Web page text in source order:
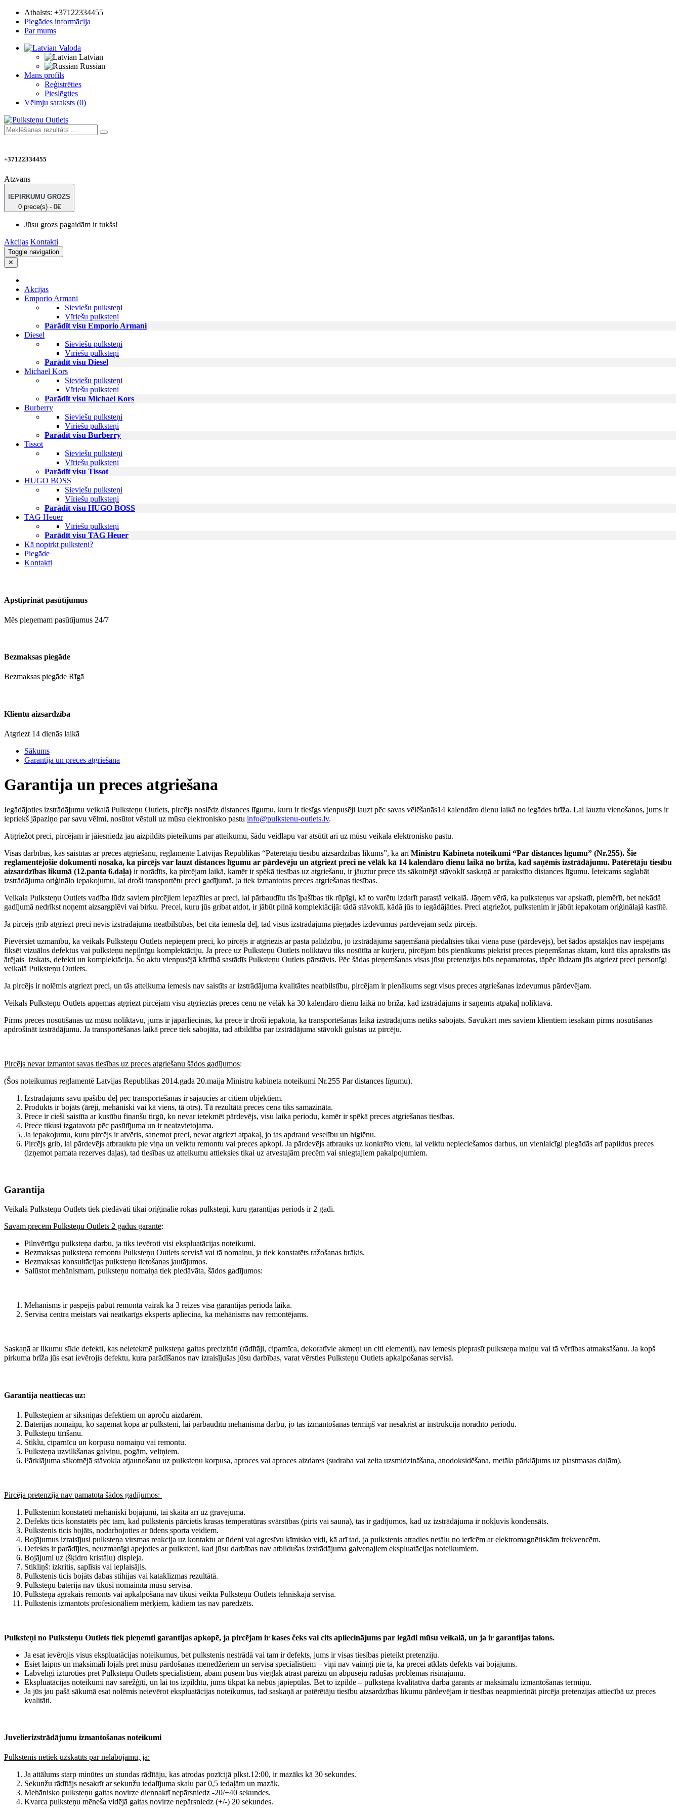
Atbalsts: +37122334455
Piegādes informācija
Par mums
Valoda
Latvian
Russian
Mans profils
Reģistrēties
Pieslēgties
Vēlmju saraksts (0)
+37122334455
Atzvans
IEPIRKUMU GROZS
0 prece(s) - 0€
Jūsu grozs pagaidām ir tukšs!
Akcijas Kontakti
Toggle navigation
✕
Akcijas
Emporio Armani
Sieviešu pulksteņi
Vīriešu pulksteņi
Parādīt visu Emporio Armani
Diesel
Sieviešu pulksteņi
Vīriešu pulksteņi
Parādīt visu Diesel
Michael Kors
Sieviešu pulksteņi
Vīriešu pulksteņi
Parādīt visu Michael Kors
Burberry
Sieviešu pulksteņi
Vīriešu pulksteņi
Parādīt visu Burberry
Tissot
Sieviešu pulksteņi
Vīriešu pulksteņi
Parādīt visu Tissot
HUGO BOSS
Sieviešu pulksteņi
Vīriešu pulksteņi
Parādīt visu HUGO BOSS
TAG Heuer
Vīriešu pulksteņi
Parādīt visu TAG Heuer
Kā nopirkt pulksteni?
Piegāde
Kontakti
Apstiprināt pasūtījumus
Mēs pieņemam pasūtījumus 24/7
Bezmaksas piegāde
Bezmaksas piegāde Rīgā
Klientu aizsardzība
Atgriezt 14 dienās laikā
Sākums
Garantija un preces atgriešana
Garantija un preces atgriešana
Iegādājoties izstrādājumu veikalā Pulksteņu Outlets, pircējs noslēdz distances līgumu, kuru ir tiesīgs vienpusēji lauzt pēc savas vēlēšanās14 kalendāro dienu laikā no iegādes brīža. Lai lauztu vienošanos, jums ir
iepriekš jāpaziņo par savu vēlmi, nosūtot vēstuli uz mūsu elektronisko pastu info@pulkstenu-outlets.lv.
Atgriežot preci, pircējam ir jāiesniedz jau aizpildīts pieteikums par atteikumu, šādu veidlapu var atsūtīt arī uz mūsu veikala elektronisko pastu.
Visas darbības, kas saistītas ar preces atgriešanu, reglamentē Latvijas Republikas “Patērētāju tiesību aizsardzības likums”, kā arīMinistru Kabineta noteikumi “Par distances līgumu” (Nr.255). Šie
reglamentējošie dokumenti nosaka, ka pircējs var lauzt distances līgumu ar pārdevēju un atgriezt preci ne vēlāk kā 14 kalendāro dienu laikā no brīža, kad saņēmis izstrādājumu. Patērētāju tiesību
aizsardzības likumā (12.panta 6.daļa) ir norādīts, ka pircējam laikā, kamēr ir spēkā tiesības uz atgriešanu, ir jāuztur prece tās sākotnējā stāvoklī saskaņā ar parakstīto distances līgumu. Ieteicams saglabāt
izstrādājuma oriģinālo iepakojumu, lai droši transportētu preci gadījumā, ja tiek izmantotas preces atgriešanas tiesības.
Veikala Pulksteņu Outlets vadība lūdz saviem pircējiem iepazīties ar preci, lai pārbaudītu tās īpašības tik rūpīgi, kā to varētu izdarīt parastā veikalā. Jāņem vērā, ka pulksteņus var apskatīt, piemērīt, bet nekādā
gadījumā nedrīkst noņemt aizsargplēvi vai birku. Precei, kuru jūs gribat atdot, ir jābūt pilnā komplektācijā: tādā stāvoklī, kādā jūs to iegādājāties. Preci atgriežot, pulkstenim ir jābūt iepakotam oriģinālajā kastītē.
Ja pircējs grib atgriezt preci nevis izstrādājuma neatbilstības, bet cita iemesla dēļ, tad visus izstrādājuma piegādes izdevumus pārdevējam sedz pircējs.
Pievērsiet uzmanību, ka veikals Pulksteņu Outlets nepieņem preci, ko pircējs ir atgriezis ar pasta palīdzību, jo izstrādājuma saņemšanā piedalīsies tikai viena puse (pārdevējs), bet šādos apstākļos nav iespējams
fiksēt vizuālos defektus vai pulksteņu nepilnīgu komplektāciju. Ja prece uz Pulksteņu Outlets noliktavu tiks nosūtīta ar kurjeru, pircējam būs pienākums piekrist preces pieņemšanas aktam, kurā tiks aprakstīts tās
ārējais izskats, defekti un komplektācija. Šo aktu vienpusējā kārtībā sastādīs Pulksteņu Outlets pārstāvis. Pēc šādas pieņemšanas visas jūsu pretenzijas būs nepamatotas, tāpēc lūdzam jūs atgriezt preci personīgi
veikalā Pulksteņu Outlets.
Ja pircējs ir nolēmis atgriezt preci, un tās atteikuma iemesls nav saistīts ar izstrādājuma kvalitātes neatbilstību, pircējam ir pienākums segt visus preces atgriešanas izdevumus pārdevējam.
Veikals Pulksteņu Outlets apņemas atgriezt pircējam visu atgrieztās preces cenu ne vēlāk kā 30 kalendāro dienu laikā no brīža, kad izstrādājums ir saņemts atpakaļ noliktavā.
Pirms preces nosūtīšanas uz mūsu noliktavu, jums ir jāpārliecinās, ka prece ir droši iepakota, ka transportēšanas laikā izstrādājums netiks sabojāts. Savukārt mēs saviem klientiem iesakām pirms nosūtīšanas
apdrošināt izstrādājumu. Ja transportēšanas laikā prece tiek sabojāta, tad atbildība par izstrādājuma stāvokli gulstas uz pircēju.
Pircējs nevar izmantot savas tiesības uz preces atgriešanu šādos gadījumos:
(Šos noteikumus reglamentē Latvijas Republikas 2014.gada 20.maija Ministru kabineta noteikumi Nr.255 Par distances līgumu).
Izstrādājums savu īpašību dēļ pēc transportēšanas ir sajaucies ar citiem objektiem.
Produkts ir bojāts (ārēji, mehāniski vai kā viens, tā otrs). Tā rezultātā preces cena tiks samazināta.
Prece ir cieši saistīta ar kustību finanšu tirgū, ko nevar ietekmēt pārdevējs, visu laika periodu, kamēr ir spēkā preces atgriešanas tiesības.
Prece tikusi izgatavota pēc pasūtījuma un ir neaizvietojama.
Ja iepakojumu, kuru pircējs ir atvēris, saņemot preci, nevar atgriezt atpakaļ, jo tas apdraud veselību un higiēnu.
Pircējs grib, lai pārdevējs atbrauktu pie viņa un veiktu remontu vai preces apkopi. Ja pārdevējs atbrauks uz konkrēto vietu, lai veiktu nepieciešamos darbus, un vienlaicīgi piegādās arī papildus preces
(izņemot pamata rezerves daļas), tad tiesības uz atteikumu attieksies tikai uz atvestajām precēm vai sniegtajiem pakalpojumiem.
Garantija
Veikalā Pulksteņu Outlets tiek piedāvāti tikai oriģinālie rokas pulksteņi, kuru garantijas periods ir 2 gadi.
Savām precēm Pulksteņu Outlets 2 gadus garantē:
Pilnvērtīgu pulksteņa darbu, ja tiks ievēroti visi ekspluatācijas noteikumi.
Bezmaksas pulksteņa remontu Pulksteņu Outlets servisā vai tā nomaiņu, ja tiek konstatēts ražošanas brāķis.
Bezmaksas konsultācijas pulksteņu lietošanas jautājumos.
Salūstot mehānismam, pulksteņu nomaiņa tiek piedāvāta, šādos gadījumos:
Mehānisms ir paspējis pabūt remontā vairāk kā 3 reizes visa garantijas perioda laikā.
Servisa centra meistars vai neatkarīgs eksperts apliecina, ka mehānisms nav remontējams.
Saskaņā ar likumu sīkie defekti, kas neietekmē pulksteņa gaitas precizitāti (rādītāji, ciparnīca, dekoratīvie akmeņi un citi elementi), nav iemesls pieprasīt pulksteņa maiņu vai tā vērtības atmaksāšanu. Ja kopš
pirkuma brīža jūs esat ievērojis defektu, kura parādīšanos nav izraisījušas jūsu darbības, varat vērsties Pulksteņu Outlets apkalpošanas servisā.
Garantija neattiecas uz:
Pulksteņiem ar siksniņas defektiem un aproču aizdarēm.
Baterijas nomaiņu, ko saņēmāt kopā ar pulksteni, lai pārbaudītu mehānisma darbu, jo tās izmantošanas termiņš var nesakrist ar instrukcijā norādīto periodu.
Pulksteņu tīrīšanu.
Stiklu, ciparnīcu un korpusu nomaiņu vai remontu.
Pulksteņa uzvilkšanas galviņu, pogām, veltņiem.
Pārklājuma sākotnējā stāvokļa atjaunošanu uz pulksteņu korpusa, aproces vai aproces aizdares (sudraba vai zelta uzsmidzināšana, anodoksidēšana, metāla pārklājums uz plastmasas daļām).
Pircēja pretenzija nav pamatota šādos gadījumos:
Pulkstenim konstatēti mehāniski bojājumi, tai skaitā arī uz gravējuma.
Defekts ticis konstatēts pēc tam, kad pulkstenis pārcietis krasas temperatūras svārstības (pirts vai sauna), tas ir gadījumos, kad uz izstrādājuma ir nokļuvis kondensāts.
Pulkstenis ticis bojāts, nodarbojoties ar ūdens sporta veidiem.
Bojājumus izraisījusi pulksteņa virsmas reakcija uz kontaktu ar ūdeni vai agresīvu ķīmisko vidi, kā arī tad, ja pulkstenis atradies netālu no ierīcēm ar elektromagnētiskām frekvencēm.
Defekts ir parādījies, neuzmanīgi apejoties ar pulksteni, kad jūsu darbības nav atbildušas izstrādājuma galvenajiem ekspluatācijas noteikumiem.
Bojājumi uz (šķidro kristālu) displeja.
Stikliņš: izkritis, saplīsis vai ieplaisājis.
Pulkstenis ticis bojāts dabas stihijas vai kataklizmas rezultātā.
Pulksteņu baterija nav tikusi nomainīta mūsu servisā.
Pulksteņa agrākais remonts vai apkalpošana nav tikusi veikta Pulksteņu Outlets tehniskajā servisā.
Pulkstenis izmantots profesionāliem mērķiem, kādiem tas nav paredzēts.
Pulksteņi no Pulksteņu Outlets tiek pieņemti garantijas apkopē, ja pircējam ir kases čeks vai cits apliecinājums par iegādi mūsu veikalā, un ja ir garantijas talons.
Ja esat ievērojis visus ekspluatācijas noteikumus, bet pulkstenis nestrādā vai tam ir defekts, jums ir visas tiesības pieteikt pretenziju.
Esiet laipns un maksimāli lojāls pret mūsu pārdošanas menedžeriem un servisa speciālistiem – viņi nav vainīgi pie tā, ka precei atklāts defekts vai bojājums.
Labvēlīgi izturoties pret Pulksteņu Outlets speciālistiem, abām pusēm būs vieglāk atrast pareizu un abpusēju radušās problēmas risinājumu.
Ekspluatācijas noteikumi nav sarežģīti, un lai tos izpildītu, jums tikpat kā nebūs jāpiepūlas. Bet to izpilde – pulksteņa kvalitatīva darba garants ar maksimālu izmantošanas termiņu.
Ja jūs jau pašā sākumā esat nolēmis neievērot ekspluatācijas noteikumus, tad saskaņā ar patērētāju tiesību aizsardzības likumu pārdevējam ir tiesības neapmierināt pircēja pretenzijas attiecībā uz preces
kvalitāti.
Juvelierizstrādājumu izmantošanas noteikumi
Pulkstenis netiek uzskatīts par nelabojamu, ja:
Ja attālums starp minūtes un stundas rādītāju, kas atrodas pozīcijā plkst.12:00, ir mazāks kā 30 sekundes.
Sekunžu rādītājs nesakrīt ar sekunžu iedalījuma skalu par 0,5 iedaļām un mazāk.
Mehānisko pulksteņu gaitas novirze diennaktī nepārsniedz -20/+40 sekundes.
Kvarca pulksteņu mēneša vidējā gaitas novirze nepārsniedz (+/-) 20 sekundes.